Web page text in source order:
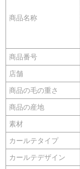
商品名称
商品番号
店舗
商品の毛の重さ
商品の産地
素材
カールテタイプ
カールテデザイン